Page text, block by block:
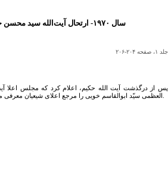
سال ۱۹۷۰- ارتحال آیت‌الله سید محسن حکیم
از درگذشت آیت الله حکیم، اعلام کرد که مجلس اعلا